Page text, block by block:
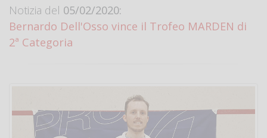
Notizia del 05/02/2020:
Bernardo Dell'Osso vince il Trofeo MARDEN di
2ª Categoria